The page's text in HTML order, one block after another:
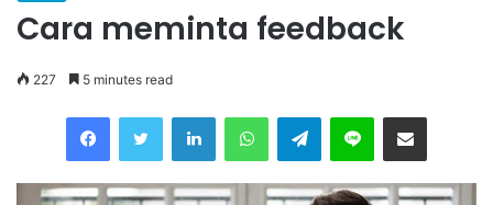
Cara meminta feedback
227 5 minutes read
Telegram